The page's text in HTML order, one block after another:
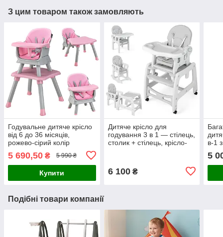
З цим товаром також замовляють
Годувальне дитяче крісло
від 6 до 36 місяців,
рожево-сірий колір
5 690,50 ₴ 5 990 ₴
Купити
Дитяче крісло для
годування 3 в 1 — стілець,
столик + стілець, крісло-
6 100₴
в-1
5
Подібні товари компанії